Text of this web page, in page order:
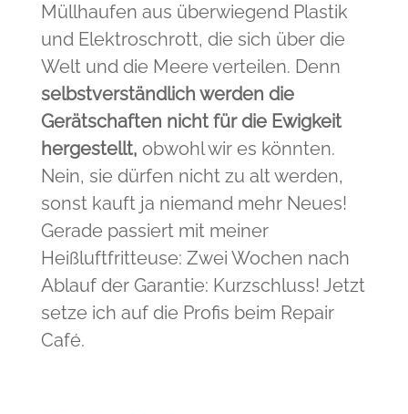
Müllhaufen aus überwiegend Plastik
und Elektroschrott, die sich über die
Welt und die Meere verteilen. Denn
selbstverständlich werden die
Gerätschaften nicht für die Ewigkeit
hergestellt, obwohl wir es könnten.
Nein, sie dürfen nicht zu alt werden,
sonst kauft ja niemand mehr Neues!
Gerade passiert mit meiner
Heißluftfritteuse: Zwei Wochen nach
Ablauf der Garantie: Kurzschluss! Jetzt
setze ich auf die Profis beim Repair
Café.